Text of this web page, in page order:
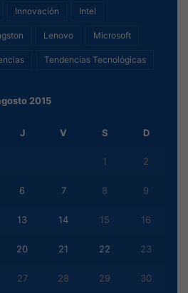
Innovación Intel
Lenovo Microsoft
Tendencias Tecnológicas
2015
J V S D
1 2
6 7 8 9
13 14 15 16
20 21 22 23
27 28 29 30